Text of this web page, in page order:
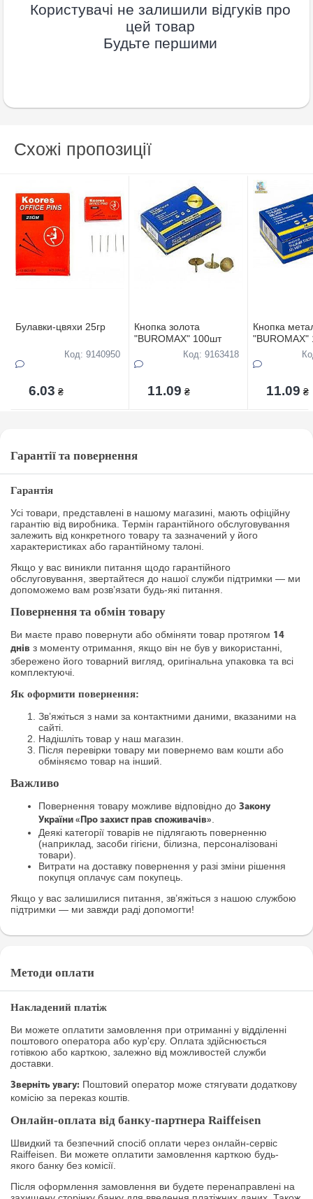
Користувачі не залишили відгуків про
цей товар
Будьте першими
Схожі пропозиції
Булавки-цвяхи 25гр
Код: 9140950
6.03 ₴
Кнопка золота
"BUROMAX" 100шт
Код: 9163418
11.09 ₴
Кнопка
"BUROMAX"
11.09 ₴
Гарантії та повернення
Гарантія
Усі товари, представлені в нашому магазині, мають офіційну
гарантію від виробника. Термін гарантійного обслуговування
залежить від конкретного товару та зазначений у його
характеристиках або гарантійному талоні.
Якщо у вас виникли питання щодо гарантійного
обслуговування, звертайтеся до нашої служби підтримки — ми
допоможемо вам розв’язати будь-які питання.
Повернення та обмін товару
Ви маєте право повернути або обміняти товар протягом 14
днів з моменту отримання, якщо він не був у використанні,
збережено його товарний вигляд, оригінальна упаковка та всі
комплектуючі.
Як оформити повернення:
Зв’яжіться з нами за контактними даними, вказаними на
сайті.
Надішліть товар у наш магазин.
Після перевірки товару ми повернемо вам кошти або
обміняємо товар на інший.
Важливо
Повернення товару можливе відповідно до Закону
України «Про захист прав споживачів».
Деякі категорії товарів не підлягають поверненню
(наприклад, засоби гігієни, білизна, персоналізовані
товари).
Витрати на доставку повернення у разі зміни рішення
покупця оплачує сам покупець.
Якщо у вас залишилися питання, зв’яжіться з нашою службою
підтримки — ми завжди раді допомогти!
Методи оплати
Накладений платіж
Ви можете оплатити замовлення при отриманні у відділенні
поштового оператора або кур'єру. Оплата здійснюється
готівкою або карткою, залежно від можливостей служби
доставки.
Зверніть увагу: Поштовий оператор може стягувати додаткову
комісію за переказ коштів.
Онлайн-оплата від банку-партнера Raiffeisen
Швидкий та безпечний спосіб оплати через онлайн-сервіс
Raiffeisen. Ви можете оплатити замовлення карткою будь-
якого банку без комісії.
Після оформлення замовлення ви будете перенаправлені на